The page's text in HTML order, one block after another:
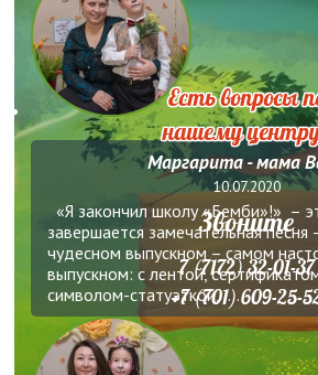
Маргарита - мама
10.07.2020
«Я закончил школу «Бемби»!» –
завершается замечательная
чудесном выпускном – самом
выпускном: с лентой,
символом-статуэткой, ...
Есть вопросы
нашему
Звоните
7 (7172) 32-01-37
+7 (701) 609-25-